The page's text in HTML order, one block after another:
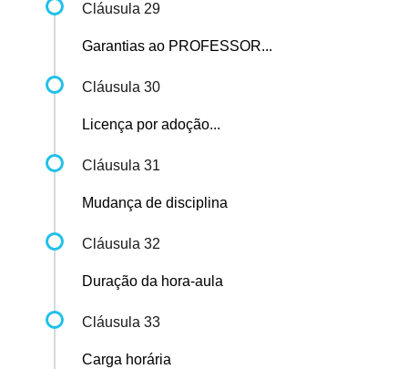
Cláusula 29
Garantias ao PROFESSOR...
Cláusula 30
Licença por adoção...
Cláusula 31
Mudança de disciplina
Cláusula 32
Duração da hora-aula
Cláusula 33
Carga horária